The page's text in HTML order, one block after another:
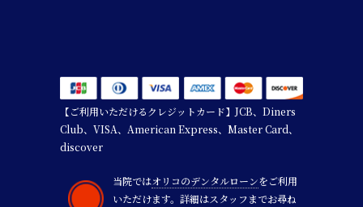
【ご利用いただけるクレジットカード】JCB、Diners
Club、VISA、American Express、Master Card、
discover
当院ではオリコのデンタルローンをご利用
いただけます。詳細はスタッフまでお尋ね